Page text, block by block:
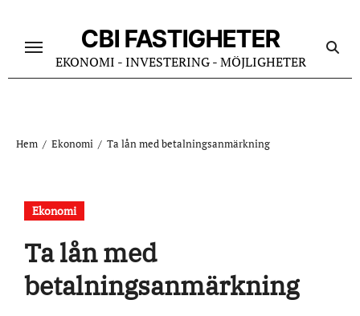
innehåll
CBI FASTIGHETER
EKONOMI - INVESTERING - MÖJLIGHETER
Hem Ekonomi Ta lån med betalningsanmärkning
Ekonomi
Ta lån med
betalningsanmärkning